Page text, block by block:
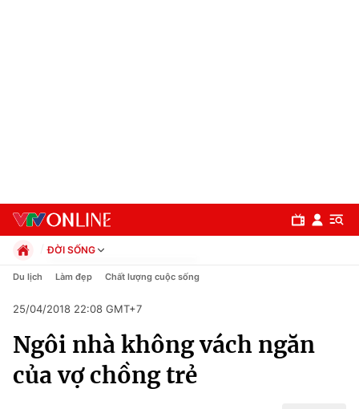
Chuyên mục
Chính trị
ĐỜI SỐNG
Chính trị
Pháp luật
Kinh tế
Thể thao
Truyền hình
Du lịch Làm đẹp Chất lượng cuộc sống
25/04/2018 22:08 GMT+7
Ngôi nhà không vách ngăn
của vợ chồng trẻ